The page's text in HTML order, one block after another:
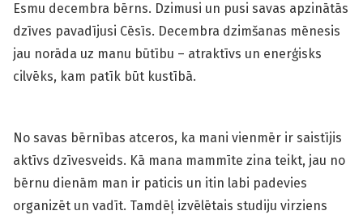
Esmu decembra bērns. Dzimusi un pusi savas apzinātās
dzīves pavadījusi Cēsīs. Decembra dzimšanas mēnesis
jau norāda uz manu būtību – atraktīvs un enerģisks
cilvēks, kam patīk būt kustībā.
No savas bērnības atceros, ka mani vienmēr ir saistījis
aktīvs dzīvesveids. Kā mana mammīte zina teikt, jau no
bērnu dienām man ir paticis un itin labi padevies
organizēt un vadīt. Tamdēļ izvēlētais studiju virziens